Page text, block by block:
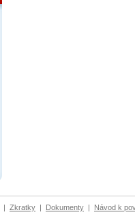
| Zkratky | Dokumenty | Návod k